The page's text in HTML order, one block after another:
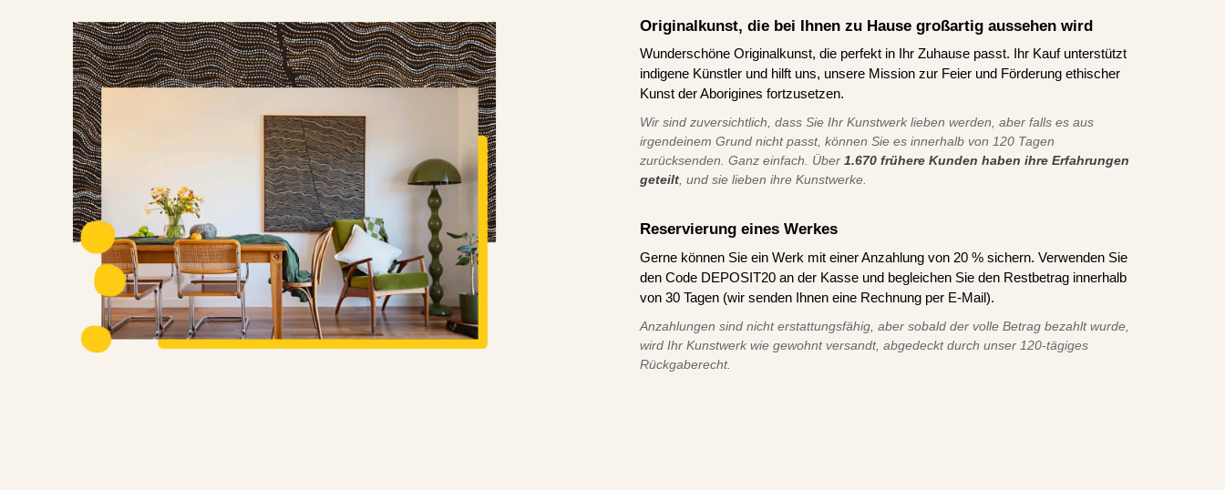
Originalkunst, die bei Ihnen zu Hause großartig aussehen wird
Wunderschöne Originalkunst, die perfekt in Ihr Zuhause passt. Ihr Kauf unterstützt
indigene Künstler und hilft uns, unsere Mission zur Feier und Förderung ethischer
Kunst der Aborigines fortzusetzen.
Wir sind zuversichtlich, dass Sie Ihr Kunstwerk lieben werden, aber falls es aus
irgendeinem Grund nicht passt, können Sie es innerhalb von 120 Tagen
zurücksenden. Ganz einfach. Über 1.670 frühere Kunden haben ihre Erfahrungen
geteilt, und sie lieben ihre Kunstwerke.
Reservierung eines Werkes
Gerne können Sie ein Werk mit einer Anzahlung von 20 % sichern. Verwenden Sie
den Code DEPOSIT20 an der Kasse und begleichen Sie den Restbetrag innerhalb
von 30 Tagen (wir senden Ihnen eine Rechnung per E-Mail).
Anzahlungen sind nicht erstattungsfähig, aber sobald der volle Betrag bezahlt wurde,
wird Ihr Kunstwerk wie gewohnt versandt, abgedeckt durch unser 120-tägiges
Rückgaberecht.